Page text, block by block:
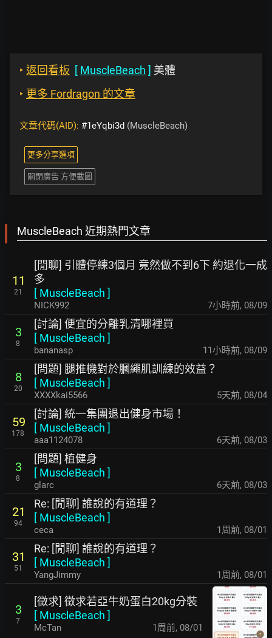
‣ 返回看板 [ MuscleBeach ] 美體
‣ 更多 Fordragon 的文章
文章代碼(AID): #1eYqbi3d (MuscleBeach)
更多分享選項
關閉廣告 方便截圖
MuscleBeach 近期熱門文章
11
21
[閒聊] 引體停練3個月 竟然做不到6下 約退化一成
多
[ MuscleBeach ]
NICK992 7小時前, 08/09
3
8
[討論] 便宜的分離乳清哪裡買
[ MuscleBeach ]
bananasp 11小時前, 08/09
8
20
[問題] 腿推機對於膕繩肌訓練的效益？
[ MuscleBeach ]
XXXXkai5566 5天前, 08/04
59
178
[討論] 統一集團退出健身市場！
[ MuscleBeach ]
aaa1124078 6天前, 08/03
3
8
[問題] 植健身
[ MuscleBeach ]
glarc 6天前, 08/03
21
94
Re: [閒聊] 誰說的有道理？
[ MuscleBeach ]
ceca 1周前, 08/01
31
51
Re: [閒聊] 誰說的有道理？
[ MuscleBeach ]
YangJimmy 1周前, 08/01
3
7
[徵求] 徵求若亞牛奶蛋白20kg分裝
[ MuscleBeach ]
McTan 1周前, 08/01